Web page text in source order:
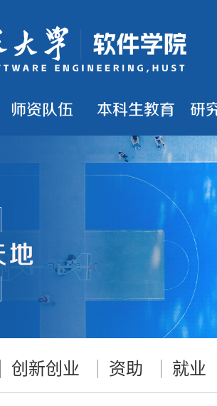
师资队伍 本科生教育 研
创新创业 资助 就业